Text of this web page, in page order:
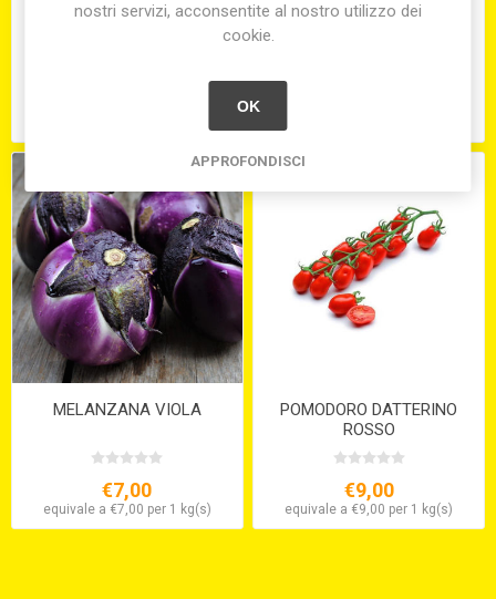
PEPERONI CORNETTO PATATE SILA I.G.P.
MELANZANA VIOLA
€7,00
equivale a €7,00 per 1 kg(s)
POMODORO DATTERINO
ROSSO
€9,00
equivale a €9,00 per 1 kg(s)
nostri servizi, acconsentite al nostro utilizzo dei
cookie.
OK
APPROFONDISCI